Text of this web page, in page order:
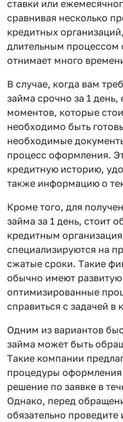
ставки или
сравнивая несколько
кредитных
длительным
отнимает много
В случае, когда вам
займа срочно за 1
моментов, которые
необходимо быть
необходимые
процесс оформления.
кредитную историю,
также информацию о
Кроме того, для
займа за 1 день, стоит
кредитным
специализируются на
сжатые сроки. Такие
обычно имеют
оптимизированные
справиться с задачей в
Одним из вариантов
займа может быть
Такие компании
процедуры оформления
решение по заявке в
Однако, перед
обязательно проведите